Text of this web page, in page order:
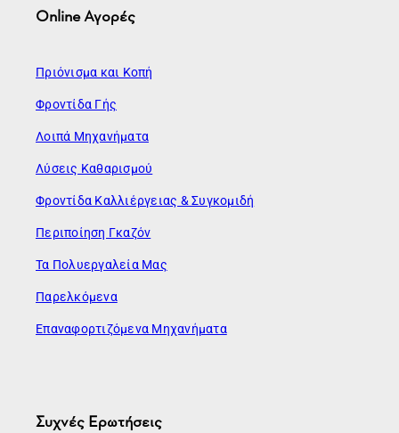
Online Αγορές
Πριόνισμα και Κοπή
Φροντίδα Γής
Λοιπά Μηχανήματα
Λύσεις Καθαρισμού
Φροντίδα Καλλιέργειας & Συγκομιδή
Περιποίηση Γκαζόν
Τα Πολυεργαλεία Μας
Παρελκόμενα
Επαναφορτιζόμενα Μηχανήματα
Συχνές Ερωτήσεις